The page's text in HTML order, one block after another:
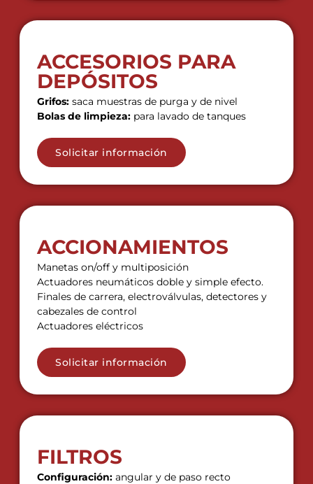
ACCESORIOS PARA
DEPÓSITOS
Grifos: saca muestras de purga y de nivel
Bolas de limpieza: para lavado de tanques
Solicitar información
ACCIONAMIENTOS
Manetas on/off y multiposición
Actuadores neumáticos doble y simple efecto.
Finales de carrera, electroválvulas, detectores y
cabezales de control
Actuadores eléctricos
Solicitar información
FILTROS
Configuración: angular y de paso recto